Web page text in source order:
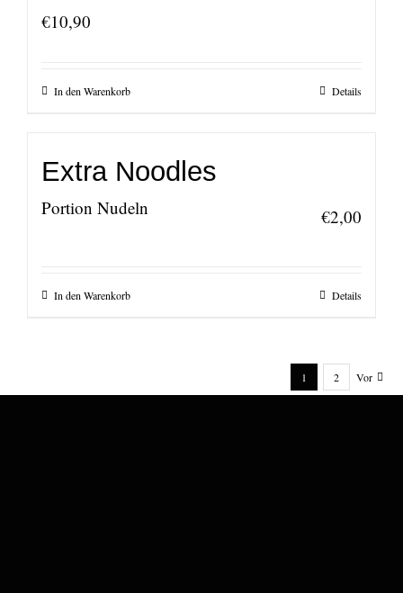
€10,90
In den Warenkorb Details
Extra Noodles
Portion Nudeln €2,00
In den Warenkorb Details
1 2 Vor